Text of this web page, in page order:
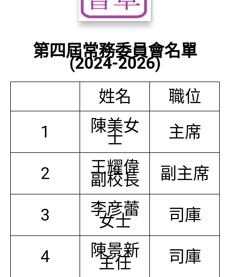
第四屆常務委員會名單
(2024-2026)
姓名
職位
1
陳美女
士 主席
2 王耀偉
副校長 副主席
3 李彦蕾
女士 司庫
4 陳景新
主任 司庫